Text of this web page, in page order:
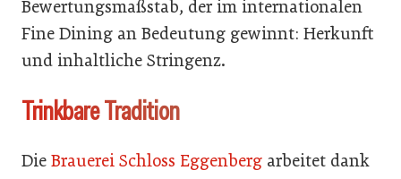
Bewertungsmaßstab, der im internationalen
Fine Dining an Bedeutung gewinnt: Herkunft
und inhaltliche Stringenz.
Trinkbare Tradition
Die Brauerei Schloss Eggenberg arbeitet dank